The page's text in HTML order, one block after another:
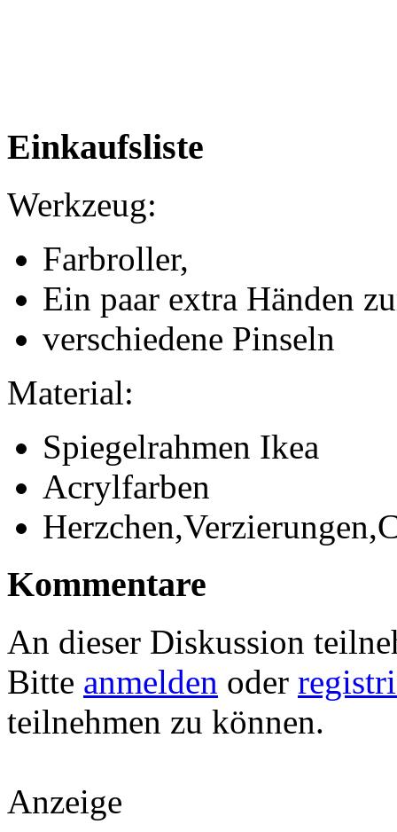
Einkaufsliste
Werkzeug:
Farbroller,
Ein paar extra Händen
verschiedene Pinseln
Material:
Spiegelrahmen Ikea
Acrylfarben
Kommentare
An dieser Diskussion
Bitte anmelden oder
teilnehmen zu können.
Anzeige